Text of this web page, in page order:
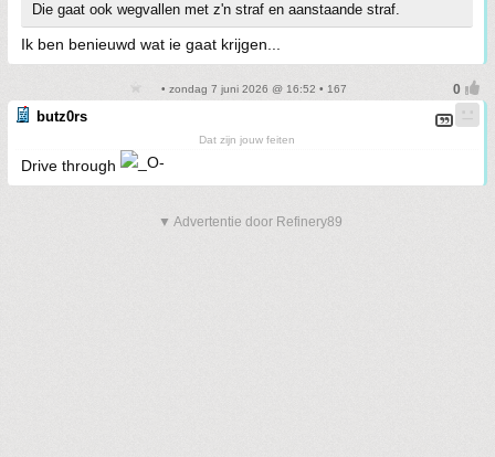
Die gaat ook wegvallen met z'n straf en aanstaande straf.
Ik ben benieuwd wat ie gaat krijgen...
• zondag 7 juni 2026 @ 16:52 • 167
butz0rs
Dat zijn jouw feiten
Drive through
▼ Advertentie door Refinery89